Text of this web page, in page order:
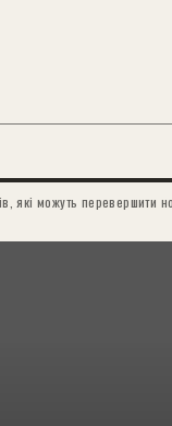
які можуть перевершити